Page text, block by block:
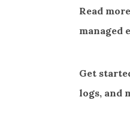
Read
managed
Get
logs, and